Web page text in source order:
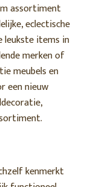
assortiment
eclectische
leukste items in
merken of
meubels en
een nieuw
kenmerkt